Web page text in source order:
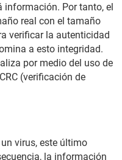
información. Por tanto, el
real con el tamaño
verificar la autenticidad
a esto integridad.
por medio del uso de
(verificación de
virus, este último
la información